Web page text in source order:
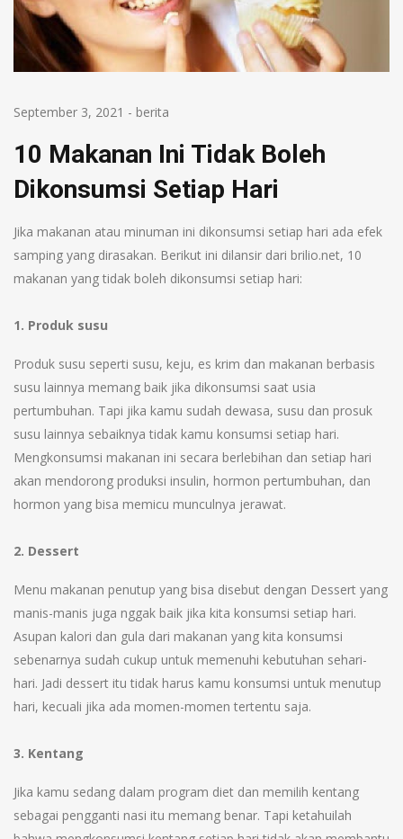
September 3, 2021 - berita
10 Makanan Ini Tidak Boleh
Dikonsumsi Setiap Hari
Jika makanan atau minuman ini dikonsumsi setiap hari ada efek
samping yang dirasakan. Berikut ini dilansir dari brilio.net, 10
makanan yang tidak boleh dikonsumsi setiap hari:
1. Produk susu
Produk susu seperti susu, keju, es krim dan makanan berbasis
susu lainnya memang baik jika dikonsumsi saat usia
pertumbuhan. Tapi jika kamu sudah dewasa, susu dan prosuk
susu lainnya sebaiknya tidak kamu konsumsi setiap hari.
Mengkonsumsi makanan ini secara berlebihan dan setiap hari
akan mendorong produksi insulin, hormon pertumbuhan, dan
hormon yang bisa memicu munculnya jerawat.
2. Dessert
Menu makanan penutup yang bisa disebut dengan Dessert yang
manis-manis juga nggak baik jika kita konsumsi setiap hari.
Asupan kalori dan gula dari makanan yang kita konsumsi
sebenarnya sudah cukup untuk memenuhi kebutuhan sehari-
hari. Jadi dessert itu tidak harus kamu konsumsi untuk menutup
hari, kecuali jika ada momen-momen tertentu saja.
3. Kentang
Jika kamu sedang dalam program diet dan memilih kentang
sebagai pengganti nasi itu memang benar. Tapi ketahuilah